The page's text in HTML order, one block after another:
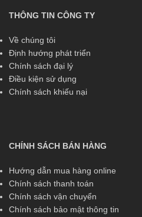
THÔNG TIN CÔNG TY
Về chúng tôi
Định hướng phát triển
Chính sách đại lý
Điều kiện sử dụng
Chính sách khiếu nại
CHÍNH SÁCH BÁN HÀNG
Hướng dẫn mua hàng online
Chính sách thanh toán
Chính sách vận chuyển
Chính sách bảo mật thông tin